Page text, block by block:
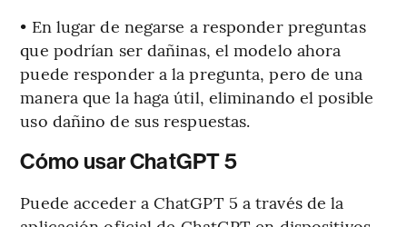
• En lugar de negarse a responder preguntas
que podrían ser dañinas, el modelo ahora
puede responder a la pregunta, pero de una
manera que la haga útil, eliminando el posible
uso dañino de sus respuestas.
Cómo usar ChatGPT 5
Puede acceder a ChatGPT 5 a través de la